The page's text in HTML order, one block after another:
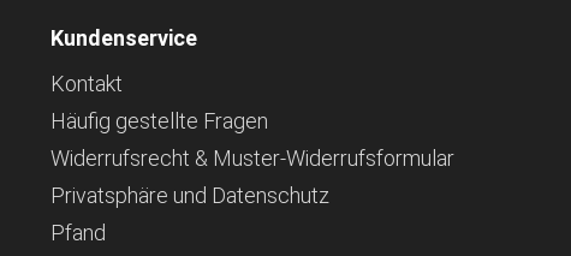
Kundenservice
Kontakt
Häufig gestellte Fragen
Widerrufsrecht & Muster-Widerrufsformular
Privatsphäre und Datenschutz
Pfand